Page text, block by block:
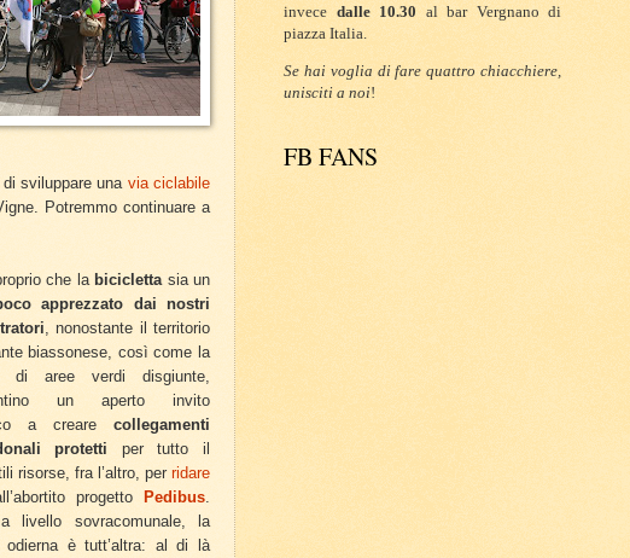
sviluppare una via ciclabile
Potremmo continuare a
che la bicicletta sia un
apprezzato dai nostri
, nonostante il territorio
biassonese, così come la
di aree verdi disgiunte,
un aperto invito
a creare collegamenti
protetti per tutto il
risorse, fra l’altro, per ridare
progetto Pedibus
livello sovracomunale, la
odierna è tutt’altra: al di là
invece dalle 10.30 al bar Vergnano di
piazza Italia.
Se hai voglia di fare quattro chiacchiere,
unisciti a noi!
FB FANS